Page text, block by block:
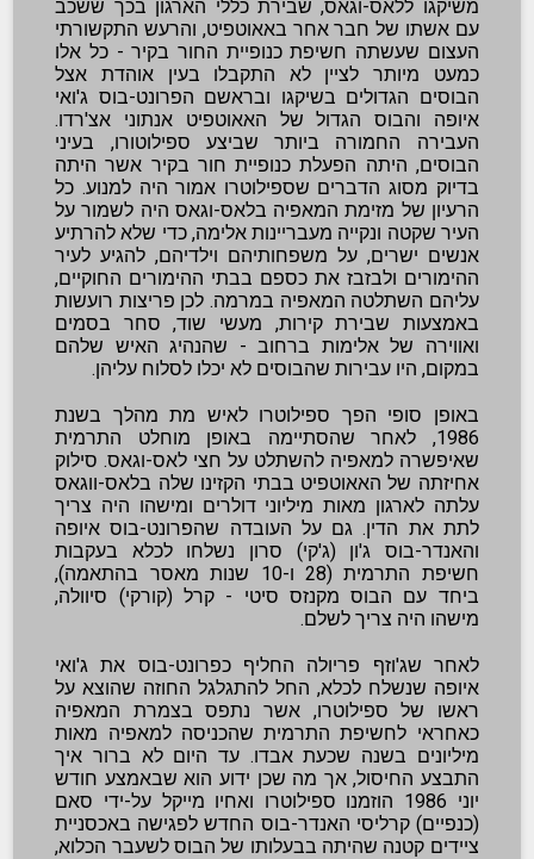
משיקגו ללאס-וגאס, שבירת כללי הארגון בכך ששכב
עם אשתו של חבר אחר באאוטפיט, והרעש התקשורתי
העצום שעשתה חשיפת כנופיית החור בקיר - כל אלו
כמעט מיותר לציין לא התקבלו בעין אוהדת אצל
הבוסים הגדולים בשיקגו ובראשם הפרונט-בוס ג'ואי
איופה והבוס הגדול של האאוטפיט אנתוני אצ'רדו.
העבירה החמורה ביותר שביצע ספילוטורו, בעיני
הבוסים, היתה הפעלת כנופיית חור בקיר אשר היתה
בדיוק מסוג הדברים שספילוטרו אמור היה למנוע. כל
הרעיון של מזימת המאפיה בלאס-וגאס היה לשמור על
העיר שקטה ונקייה מעבריינות אלימה, כדי שלא להרתיע
אנשים ישרים, על משפחותיהם וילדיהם, להגיע לעיר
ההימורים ולבזבז את כספם בבתי ההימורים החוקיים,
עליהם השתלטה המאפיה במרמה. לכן פריצות רועשות
באמצעות שבירת קירות, מעשי שוד, סחר בסמים
ואווירה של אלימות ברחוב - שהנהיג האיש שלהם
במקום, היו עבירות שהבוסים לא יכלו לסלוח עליהן.
באופן סופי הפך ספילוטרו לאיש מת מהלך בשנת
1986, לאחר שהסתיימה באופן מוחלט התרמית
שאיפשרה למאפיה להשתלט על חצי לאס-וגאס. סילוק
אחיזתה של האאוטפיט בבתי הקזינו שלה בלאס-ווגאס
עלתה לארגון מאות מיליוני דולרים ומישהו היה צריך
לתת את הדין. גם על העובדה שהפרונט-בוס איופה
והאנדר-בוס ג'ון (ג'קי) סרון נשלחו לכלא בעקבות
חשיפת התרמית (28 ו-10 שנות מאסר בהתאמה),
ביחד עם הבוס מקנזס סיטי - קרל (קורקי) סיוולה,
מישהו היה צריך לשלם.
לאחר שג'וזף פריולה החליף כפרונט-בוס את ג'ואי
איופה שנשלח לכלא, החל להתגלגל החוזה שהוצא על
ראשו של ספילוטרו, אשר נתפס בצמרת המאפיה
כאחראי לחשיפת התרמית שהכניסה למאפיה מאות
מיליונים בשנה שכעת אבדו. עד היום לא ברור איך
התבצע החיסול, אך מה שכן ידוע הוא שבאמצע חודש
יוני 1986 הוזמנו ספילוטרו ואחיו מייקל על-ידי סאם
(כנפיים) קרליסי האנדר-בוס החדש לפגישה באכסניית
ציידים קטנה שהיתה בבעלותו של הבוס לשעבר הכלוא,